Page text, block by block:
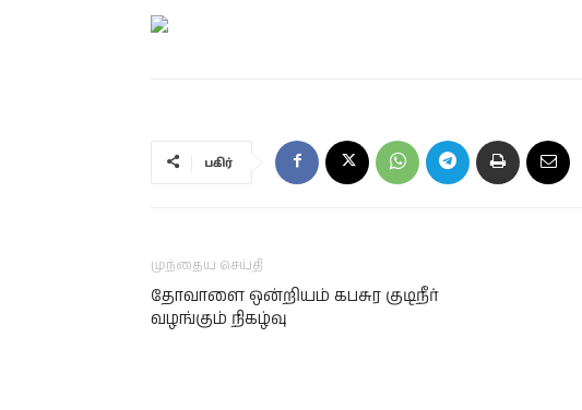
பகிர்
முந்தைய செய்தி
தோவாளை ஒன்றியம் கபசுர குடிநீர்
வழங்கும் நிகழ்வு